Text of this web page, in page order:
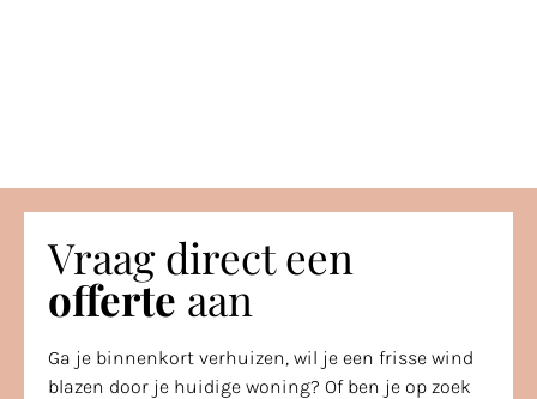
Vraag direct een
offerte aan
Ga je binnenkort verhuizen, wil je een frisse wind
blazen door je huidige woning? Of ben je op zoek